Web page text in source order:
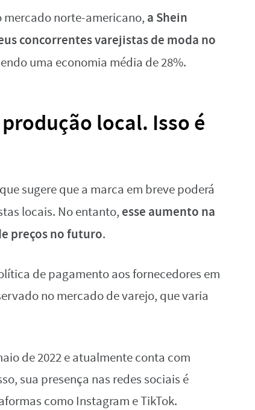
mercado norte-americano, a Shein
concorrentes varejistas de moda no
uma economia média de 28%.
local. Isso é
sugere que a marca em breve poderá
locais. No entanto, esse aumento na
preços no futuro.
de pagamento aos fornecedores em
no mercado de varejo, que varia
de 2022 e atualmente conta com
sua presença nas redes sociais é
como Instagram e TikTok.